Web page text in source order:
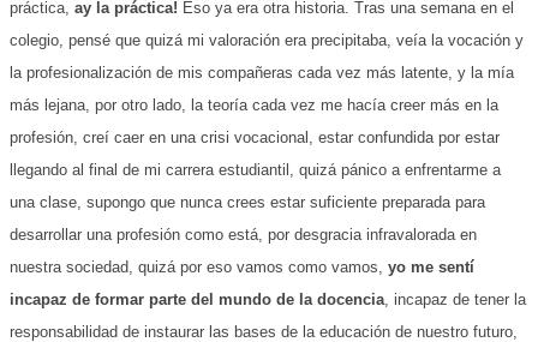
práctica, ay la práctica! Eso ya era otra historia. Tras una semana en el
colegio, pensé que quizá mi valoración era precipitaba, veía la vocación y
la profesionalización de mis compañeras cada vez más latente, y la mía
más lejana, por otro lado, la teoría cada vez me hacía creer más en la
profesión, creí caer en una crisi vocacional, estar confundida por estar
llegando al final de mi carrera estudiantil, quizá pánico a enfrentarme a
una clase, supongo que nunca crees estar suficiente preparada para
desarrollar una profesión como está, por desgracia infravalorada en
nuestra sociedad, quizá por eso vamos como vamos, yo me sentí
incapaz de formar parte del mundo de la docencia , incapaz de tener la
responsabilidad de instaurar las bases de la educación de nuestro futuro,